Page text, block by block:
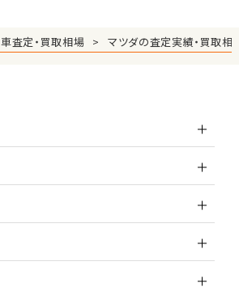
車査定・買取相場 マツダの査定実績・買取相